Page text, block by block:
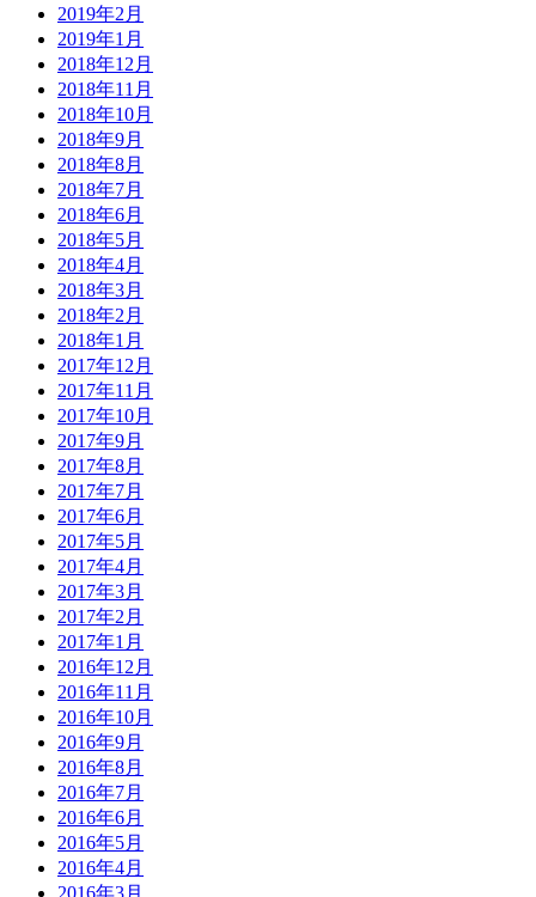
2019年2月
2019年1月
2018年12月
2018年11月
2018年10月
2018年9月
2018年8月
2018年7月
2018年6月
2018年5月
2018年4月
2018年3月
2018年2月
2018年1月
2017年12月
2017年11月
2017年10月
2017年9月
2017年8月
2017年7月
2017年6月
2017年5月
2017年4月
2017年3月
2017年2月
2017年1月
2016年12月
2016年11月
2016年10月
2016年9月
2016年8月
2016年7月
2016年6月
2016年5月
2016年4月
2016年3月